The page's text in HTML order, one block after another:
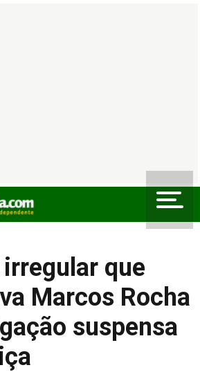
que
Marcos Rocha
suspensa